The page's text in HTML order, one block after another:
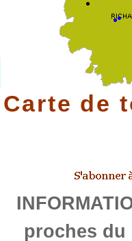
Carte de
proches